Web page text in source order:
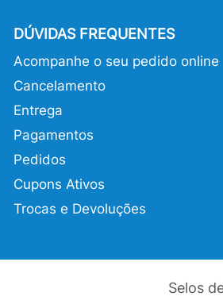
DÚVIDAS FREQUENTES
Acompanhe o seu pedido online
Cancelamento
Entrega
Pagamentos
Pedidos
Cupons Ativos
Trocas e Devoluções
Selos